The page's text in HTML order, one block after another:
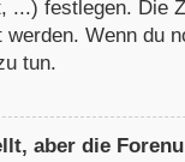
...) festlegen. Die
werden. Wenn du
tun.
aber die